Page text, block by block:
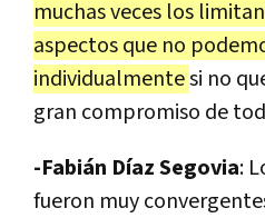
muchas veces los
aspectos que no
individualmentesi no
gran compromiso de
-Fabián Díaz Segovia:
fueron muy